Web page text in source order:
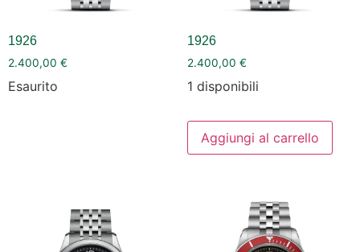
1926
2.400,00 €
Esaurito
1926
2.400,00 €
1 disponibili
Aggiungi al carrello